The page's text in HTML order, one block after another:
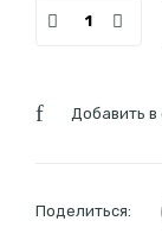
Добавить
Поделиться: